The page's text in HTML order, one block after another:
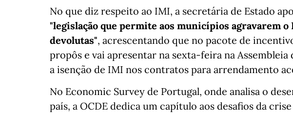
No que diz respeito ao IMI, a secretária de Estado
"legislação que permite aos municípios agravarem o
devolutas", acrescentando que no pacote de
propôs e vai apresentar na sexta-feira na Assembleia
a isenção de IMI nos contratos para arrendamento
No Economic Survey de Portugal, onde analisa o
país, a OCDE dedica um capítulo aos desafios da